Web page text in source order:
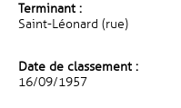
Terminant :
Saint-Léonard (rue)
Date de classement :
16/09/1957